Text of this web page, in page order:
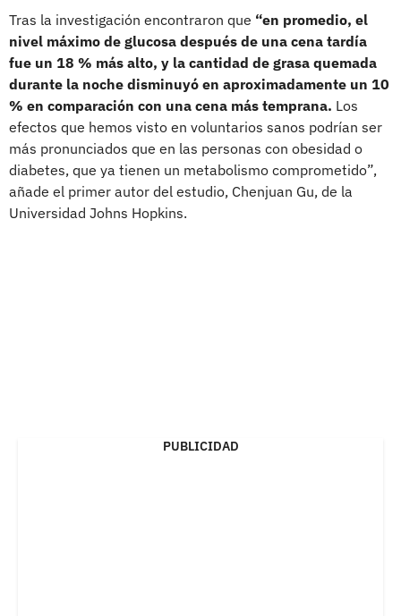
Tras la investigación encontraron que “en promedio, el
nivel máximo de glucosa después de una cena tardía
fue un 18 % más alto, y la cantidad de grasa quemada
durante la noche disminuyó en aproximadamente un 10
% en comparación con una cena más temprana. Los
efectos que hemos visto en voluntarios sanos podrían ser
más pronunciados que en las personas con obesidad o
diabetes, que ya tienen un metabolismo comprometido”,
añade el primer autor del estudio, Chenjuan Gu, de la
Universidad Johns Hopkins.
PUBLICIDAD